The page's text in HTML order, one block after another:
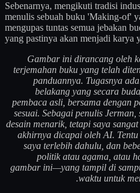
Sebenarnya, mengikuti tradisi
menulis sebuah buku 'Making-of'
mengupas tuntas semua jebakan
yang pastinya akan menjadi karya
Gambar ini dirancang oleh
terjemahan buku yang telah
panduannya. Tugasnya
belakang yang secara
pembaca asli, bersama dengan
sesuai. Sebagai penulis
desain menarik, tetapi saya
akhirnya dicapai oleh AI.
saya terlebih dahulu, dan
politik atau agama, atau
gambar ini—yang tampil di
waktu untuk